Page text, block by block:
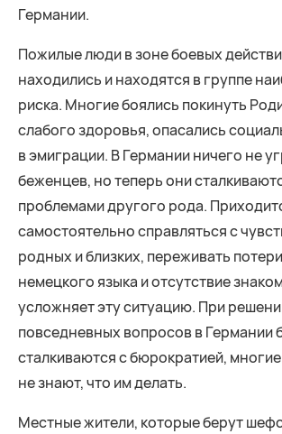
Германии.
Пожилые люди в зоне боевых
находились и находятся в группе
риска. Многие боялись покинуть
слабого здоровья, опасались
в эмиграции. В Германии ничего не
беженцев, но теперь они
проблемами другого рода.
самостоятельно справляться с
родных и близких, переживать
немецкого языка и отсутствие
усложняет эту ситуацию. При
повседневных вопросов в Германии
сталкиваются с бюрократией,
не знают, что им делать.
Местные жители, которые берут